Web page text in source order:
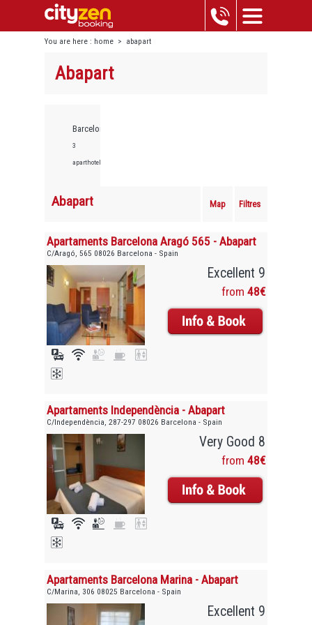
You are here : home > abapart
Abapart
Barcelona,
3
aparthotels
Abapart Map Filtres
Apartaments Barcelona Aragó 565 - Abapart
C/Aragó, 565 08026 Barcelona - Spain
Excellent 9
from 48€
Apartaments Independència - Abapart
C/Independència, 287-297 08026 Barcelona - Spain
Very Good 8
from 48€
Apartaments Barcelona Marina - Abapart
C/Marina, 306 08025 Barcelona - Spain
Excellent 9